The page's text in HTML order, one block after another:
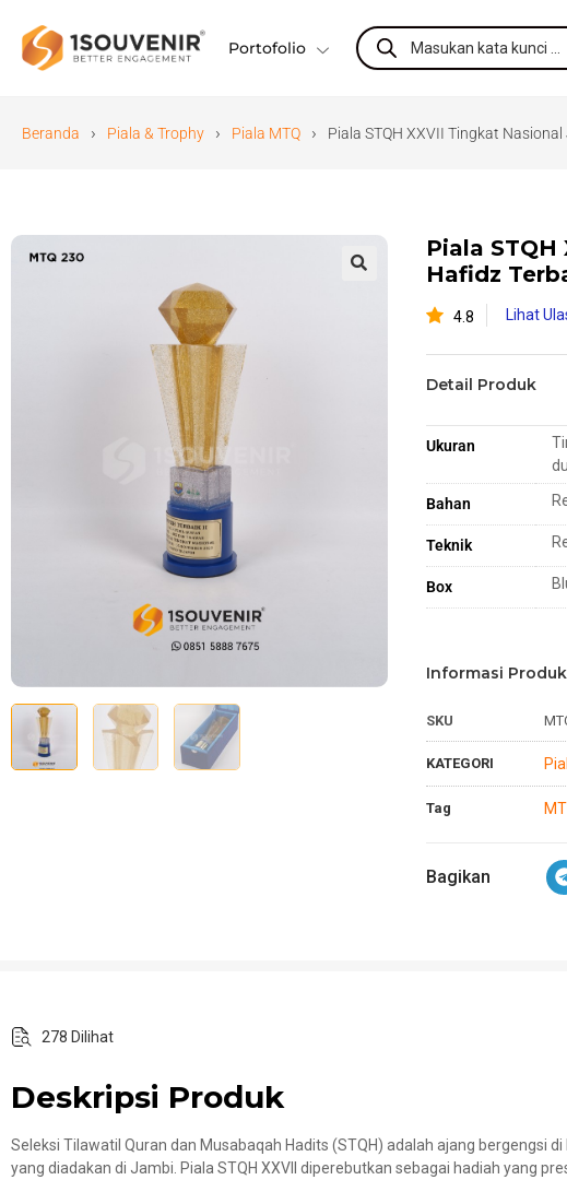
Portofolio
Beranda › Piala & Trophy › Piala MTQ › Piala STQH XXVII Tingkat
Piala
Hafidz
4.8 Lihat
Detail Produk
Ukuran
Bahan
Teknik
Box
Informasi Produk
SKU
KATEGORI
Tag
Bagikan
278 Dilihat
Deskripsi Produk
Seleksi Tilawatil Quran dan Musabaqah Hadits (STQH) adalah ajang bergengsi
yang diadakan di Jambi. Piala STQH XXVII diperebutkan sebagai hadiah yang